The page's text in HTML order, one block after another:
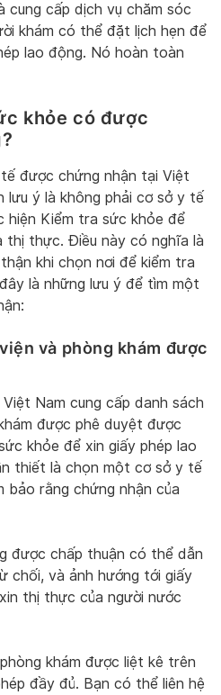
cung cấp dịch vụ chăm sóc
khám có thể đặt lịch hẹn để
lao động. Nó hoàn toàn
khỏe có được
được chứng nhận tại Việt
lưu ý là không phải cơ sở y tế
hiện Kiểm tra sức khỏe để
thị thực. Điều này có nghĩa là
khi chọn nơi để kiểm tra
là những lưu ý để tìm một
và phòng khám được
Nam cung cấp danh sách
được phê duyệt được
khỏe để xin giấy phép lao
thiết là chọn một cơ sở y tế
bảo rằng chứng nhận của
được chấp thuận có thể dẫn
chối, và ảnh hướng tới giấy
thị thực của người nước
khám được liệt kê trên
đầy đủ. Bạn có thể liên hệ